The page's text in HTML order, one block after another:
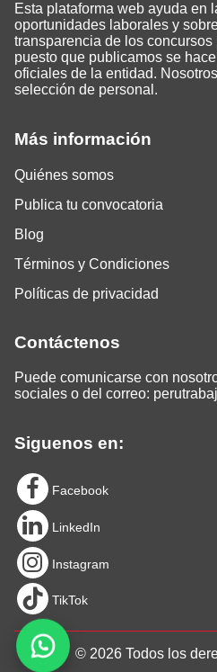
Más información
Quiénes somos
Publica tu convocatoria
Blog
Términos y Condiciones
Políticas de privacidad
Contáctenos
Puede comunicarse con
sociales o del correo:
Siguenos en:
Facebook
LinkedIn
Instagram
TikTok
Esta plataforma web ayuda en
oportunidades laborales y
transparencia de los
puesto que publicamos se
oficiales de la entidad.
selección de personal.
© 2026 Todos los